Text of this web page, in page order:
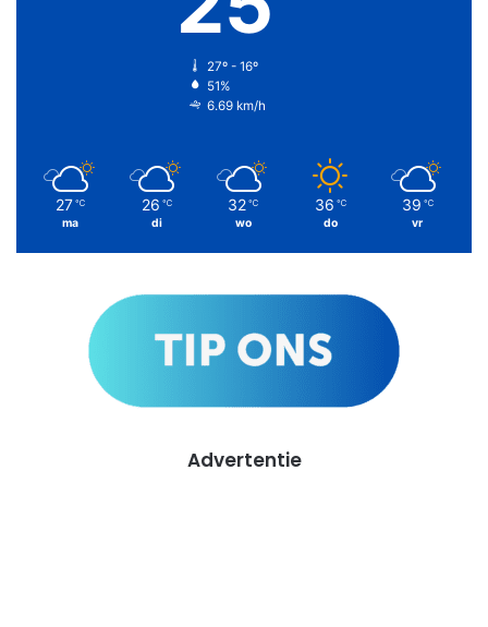
27º - 16º
51%
6.69 km/h
27 ℃
ma
26 ℃
di
32 ℃
wo
36 ℃
do
39 ℃
vr
Advertentie